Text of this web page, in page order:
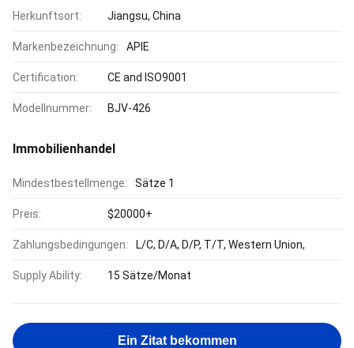
Herkunftsort: Jiangsu, China
Markenbezeichnung: APIE
Certification: CE and ISO9001
Modellnummer: BJV-426
Immobilienhandel
Mindestbestellmenge: Sätze 1
Preis: $20000+
Zahlungsbedingungen: L/C, D/A, D/P, T/T, Western Union,
Supply Ability: 15 Sätze/Monat
Ein Zitat bekommen